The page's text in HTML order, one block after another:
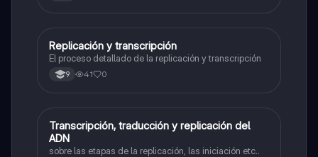
Biologia
Replicación y transcripción
El proceso detallado de la replicación y transcripción
9 41 0
Biologia
Transcripción, traducción y replicación del
ADN
sobre las etapas de la replicación, las iniciación etc..